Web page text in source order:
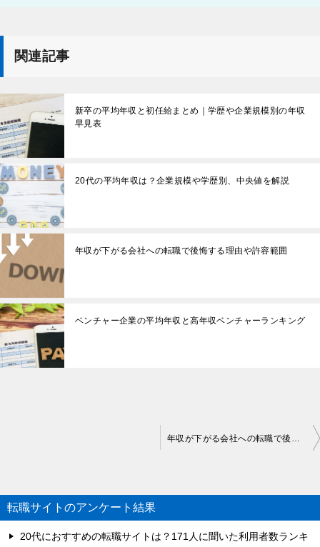
関連記事
新卒の平均年収と初任給まとめ｜学歴や企業規模別の年収
早見表
20代の平均年収は？企業規模や学歴別、中央値を解説
年収が下がる会社への転職で後悔する理由や許容範囲
ベンチャー企業の平均年収と高年収ベンチャーランキング
ビ
年収が下がる会社への転職で後悔する理由や許容範囲
転職サイトのアンケート結果
20代におすすめの転職サイトは？171人に聞いた利用者数ランキ